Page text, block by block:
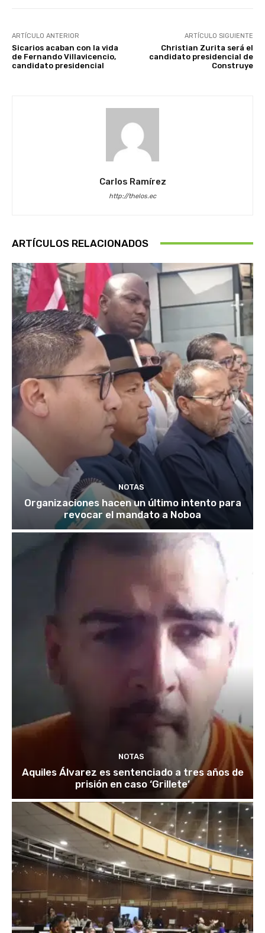
ARTÍCULO ANTERIOR
Sicarios acaban con la vida
de Fernando Villavicencio,
candidato presidencial
ARTÍCULO SIGUIENTE
Christian Zurita será el
candidato presidencial de
Construye
Carlos Ramírez
http://thelos.ec
ARTÍCULOS RELACIONADOS
NOTAS
Organizaciones hacen un último intento para
revocar el mandato a Noboa
NOTAS
Aquiles Álvarez es sentenciado a tres años de
prisión en caso ‘Grillete’